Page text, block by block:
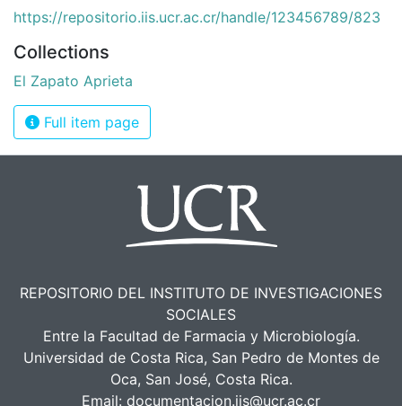
https://repositorio.iis.ucr.ac.cr/handle/123456789/823
Collections
El Zapato Aprieta
Full item page
REPOSITORIO DEL INSTITUTO DE INVESTIGACIONES
SOCIALES
Entre la Facultad de Farmacia y Microbiología.
Universidad de Costa Rica, San Pedro de Montes de
Oca, San José, Costa Rica.
Email: documentacion.iis@ucr.ac.cr